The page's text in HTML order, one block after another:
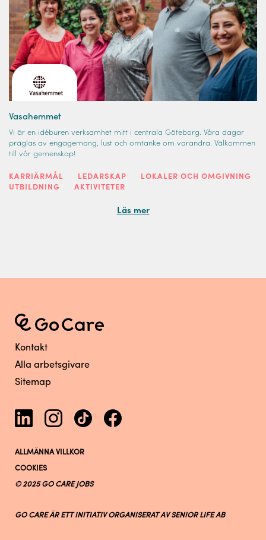
Vasahemmet
Vi är en idéburen verksamhet mitt i centrala Göteborg. Våra dagar
präglas av engagemang, lust och omtanke om varandra. Välkommen
till vår gemenskap!
KARRIÄRMÅL LEDARSKAP
LOKALER OCH OMGIVNING
UTBILDNING
AKTIVITETER
Läs mer
Kontakt
Alla arbetsgivare
Sitemap
GO CARE ÄR ETT INITIATIV ORGANISERAT AV SENIOR LIFE AB
© 2025 GO CARE JOBS
ALLMÄNNA VILLKOR
COOKIES